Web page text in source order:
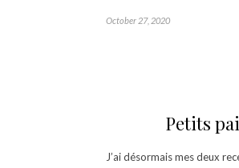
October 27, 2020
Petits
J’ai désormais mes deux